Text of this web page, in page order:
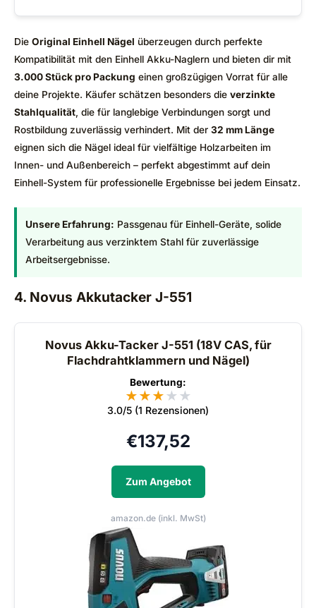
Die Original Einhell Nägel überzeugen durch perfekte
Kompatibilität mit den Einhell Akku-Naglern und bieten dir mit
3.000 Stück pro Packung einen großzügigen Vorrat für alle
deine Projekte. Käufer schätzen besonders die verzinkte
Stahlqualität , die für langlebige Verbindungen sorgt und
Rostbildung zuverlässig verhindert. Mit der 32 mm Länge
eignen sich die Nägel ideal für vielfältige Holzarbeiten im
Innen- und Außenbereich – perfekt abgestimmt auf dein
Einhell-System für professionelle Ergebnisse bei jedem Einsatz.
Unsere Erfahrung: Passgenau für Einhell-Geräte, solide
Verarbeitung aus verzinktem Stahl für zuverlässige
Arbeitsergebnisse.
4. Novus Akkutacker J-551
Novus Akku-Tacker J-551 (18V CAS, für
Flachdrahtklammern und Nägel)
Bewertung:
★★★★ ★
3.0/5 (1 Rezensionen)
€137,52
Zum Angebot
amazon.de (inkl. MwSt)